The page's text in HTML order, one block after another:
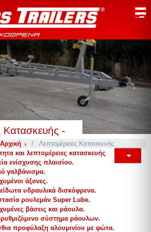
Αρχική Λεπτομέρειες Κατασκευής
Κατασκευής -
και λεπτομέρειες κατασκευής
ενίσχυσης πλαισίου.
γαλβάνισμα.
άξονες.
υδραυλικά δισκόφρενα.
ρουλεμάν Super Lube.
βάσεις και ράουλα.
σύστημα ράουλων.
προφύλαξη αλουμινίου με φώτα.